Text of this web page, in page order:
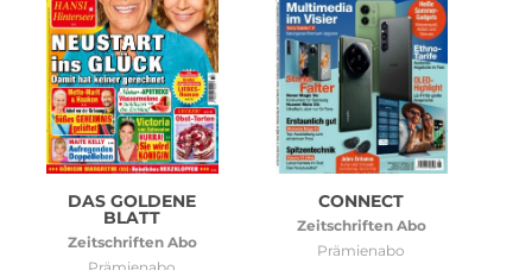
DAS GOLDENE
BLATT
Zeitschriften Abo
CONNECT
Zeitschriften Abo
Prämienabo